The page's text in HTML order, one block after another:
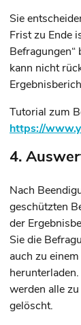
Sie
Frist zu Ende
Befragungen“
kann nicht
Tutorial zum
https://
4.
Nach
geschützten
der
Sie die
auch zu
werden alle
gelöscht.